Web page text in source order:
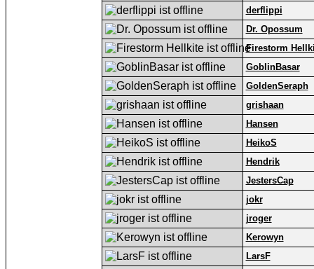
derflippi
Dr. Opossum
Firestorm
GoblinBasar
GoldenSeraph
grishaan
Hansen
HeikoS
Hendrik
JestersCap
jokr
jroger
Kerowyn
LarsF